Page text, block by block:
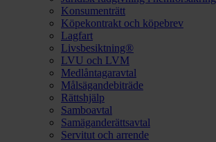
Konsumenträtt
Köpekontrakt och köpebrev
Lagfart
Livsbesiktning®
LVU och LVM
Medlåntagaravtal
Målsägandebiträde
Rättshjälp
Samboavtal
Samäganderättsavtal
Servitut och arrende